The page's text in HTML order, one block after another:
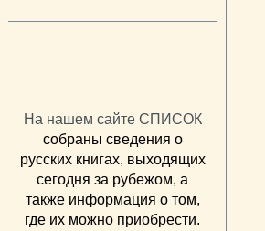
На нашем сайте СПИСОК
собраны сведения о
русских книгах, выходящих
сегодня за рубежом, а
также информация о том,
где их можно приобрести.